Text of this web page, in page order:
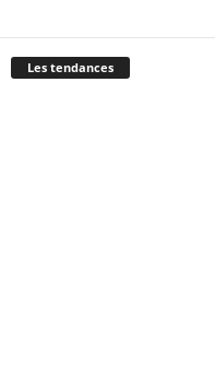
Les tendances